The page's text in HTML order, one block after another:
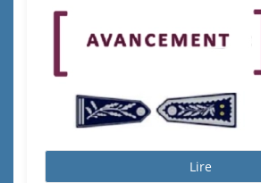
Lire